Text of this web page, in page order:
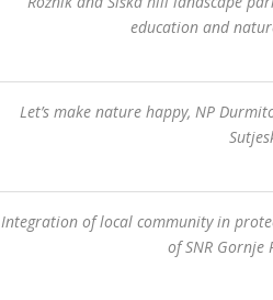
education and
Let’s make nature happy, NP
Integration of local community in
of SNR Gornje